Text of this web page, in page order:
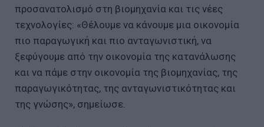
προσανατολισμό στη βιομηχανία και τις νέες
τεχνολογίες: «Θέλουμε να κάνουμε μια οικονομία
πιο παραγωγική και πιο ανταγωνιστική, να
ξεφύγουμε από την οικονομία της κατανάλωσης
και να πάμε στην οικονομία της βιομηχανίας, της
παραγωγικότητας, της ανταγωνιστικότητας και
της γνώσης», σημείωσε.